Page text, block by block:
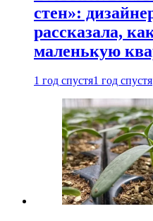
стен»:
рассказала,
маленькую
1 год спустя1 год спустя